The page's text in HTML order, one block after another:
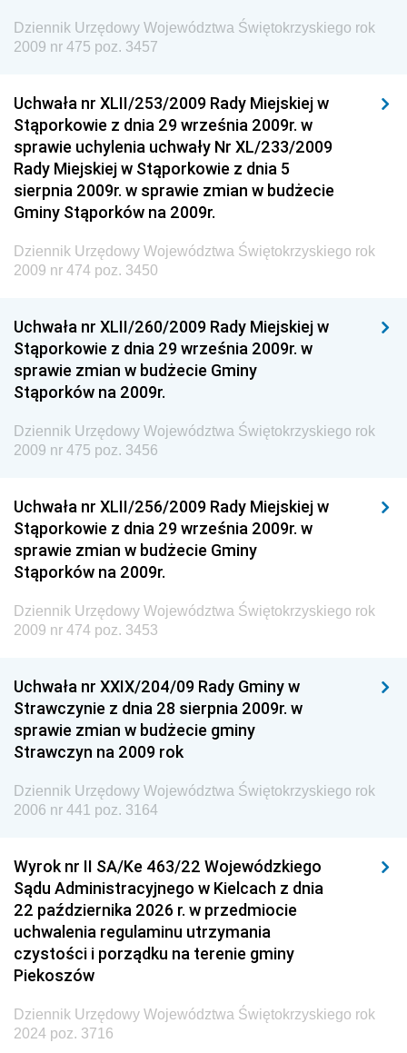
Dziennik Urzędowy Komendy Głównej Straży
Granicznej
Drogowego
Dziennik Urzędowy Narodowego Banku Polskiego
Dziennik Urzędowy Komendy Głównej Policji
Dziennik Urzędowy Ministra Pracy i Polityki
Społecznej
Dziennik Urzędowy Ministra Transportu, Budownictwa
i Gospodarki Morskiej
Dziennik Urzędowy Ministra Spraw Zagranicznych
Dziennik Urzędowy Centralnego Biura
Antykorupcyjnego
Wewnętrznego
Dziennik Urzędowy Urzędu Patentowego
Dziennik Urzędowy Generalnej Dyrekcji Dróg
Krajowych i Autostrad
Dziennik Urzędowy Ministra Środowiska
Dziennik Urzędowy Ministra Edukacji
Dziennik Urzędowy Ministra Przemysłu
Dziennik Urzędowy Ministra Finansów i Gospodarki
Dziennik Urzędowy Ministra do Spraw Unii
Dziennik Urzędowy Agencji Wywiadu
Dziennik Urzędowy Województwa Świętokrzyskiego rok
2009 nr 475 poz. 3457
Uchwała nr XLII/253/2009 Rady Miejskiej w
Stąporkowie z dnia 29 września 2009r. w
sprawie uchylenia uchwały Nr XL/233/2009
Rady Miejskiej w Stąporkowie z dnia 5
sierpnia 2009r. w sprawie zmian w budżecie
Gminy Stąporków na 2009r.
Dziennik Urzędowy Województwa Świętokrzyskiego rok
2009 nr 474 poz. 3450
Uchwała nr XLII/260/2009 Rady Miejskiej w
Stąporkowie z dnia 29 września 2009r. w
sprawie zmian w budżecie Gminy
Stąporków na 2009r.
Dziennik Urzędowy Województwa Świętokrzyskiego rok
2009 nr 475 poz. 3456
Uchwała nr XLII/256/2009 Rady Miejskiej w
Stąporkowie z dnia 29 września 2009r. w
sprawie zmian w budżecie Gminy
Stąporków na 2009r.
Dziennik Urzędowy Województwa Świętokrzyskiego rok
2009 nr 474 poz. 3453
Uchwała nr XXIX/204/09 Rady Gminy w
Strawczynie z dnia 28 sierpnia 2009r. w
sprawie zmian w budżecie gminy
Strawczyn na 2009 rok
Dziennik Urzędowy Województwa Świętokrzyskiego rok
2006 nr 441 poz. 3164
Wyrok nr II SA/Ke 463/22 Wojewódzkiego
Sądu Administracyjnego w Kielcach z dnia
22 października 2026 r. w przedmiocie
uchwalenia regulaminu utrzymania
czystości i porządku na terenie gminy
Piekoszów
Dziennik Urzędowy Województwa Świętokrzyskiego rok
2024 poz. 3716